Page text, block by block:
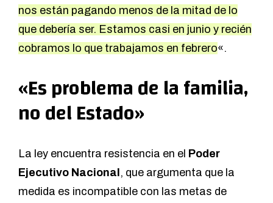
nos están pagando menos de la mitad de lo
que debería ser. Estamos casi en junio y recién
cobramos lo que trabajamos en febrero«.
«Es problema de la familia,
no del Estado»
La ley encuentra resistencia en el Poder
Ejecutivo Nacional, que argumenta que la
medida es incompatible con las metas de